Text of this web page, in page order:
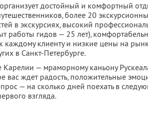
достойный и комфортный
более 20
в экскурсиях, высокий
работы гидов — 25 лет),
клиенту и низкие цены на
в Санкт-Петербурге.
Карелии — мраморному каньону
вас ждет радость, положительные
— на сколько дней поехать в
взгляда.